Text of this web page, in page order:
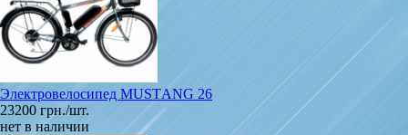
Электровелосипед MUSTАNG 26
23200 грн./шт.
нет в наличии